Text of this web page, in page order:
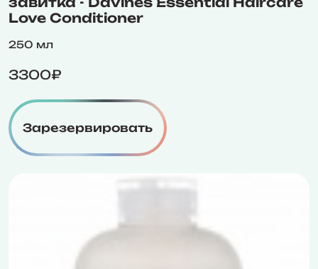
Love Conditioner
250 мл
3300₽
Зарезервировать